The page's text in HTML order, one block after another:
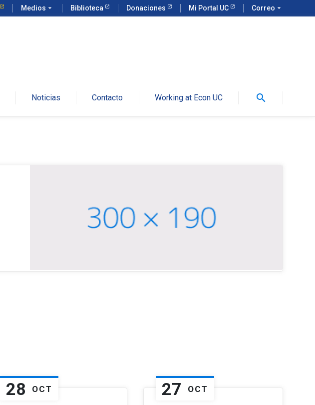
Medios arrow_drop_down Biblioteca Donaciones Mi Portal UC Correo arrow_drop_down
Noticias Contacto Working at Econ UC search
28 OCT 27 OCT